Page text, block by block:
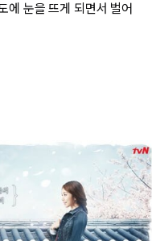
에 눈을 뜨게 되면서 벌어